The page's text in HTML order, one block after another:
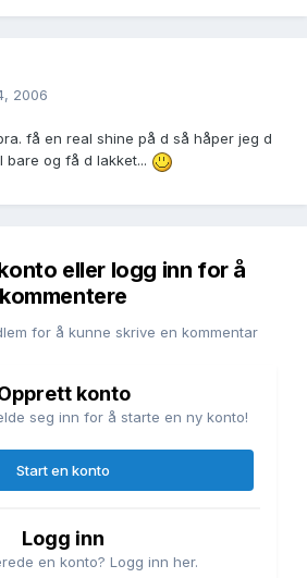
2006
få en real shine på d så håper jeg d
bare og få d lakket...
eller logg inn for å
kommentere
for å kunne skrive en kommentar
konto
seg inn for å starte en ny konto!
Start en konto
Logg inn
en konto? Logg inn her.